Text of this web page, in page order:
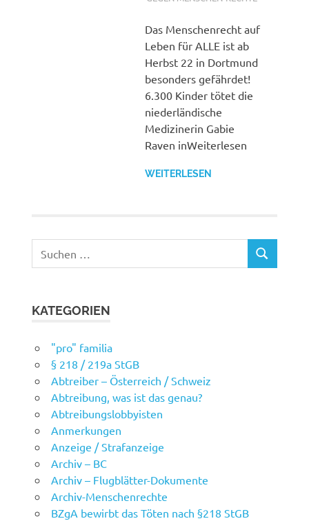
Das Menschenrecht auf
Leben für ALLE ist ab
Herbst 22 in Dortmund
besonders gefährdet!
6.300 Kinder tötet die
niederländische
Medizinerin Gabie
Raven inWeiterlesen
WEITERLESEN
nach:
SUCHEN
KATEGORIEN
"pro" familia
§ 218 / 219a StGB
Abtreiber – Österreich / Schweiz
Abtreibung, was ist das genau?
Abtreibungslobbyisten
Anmerkungen
Anzeige / Strafanzeige
Archiv – BC
Archiv – Flugblätter-Dokumente
Archiv-Menschenrechte
BZgA bewirbt das Töten nach §218 StGB